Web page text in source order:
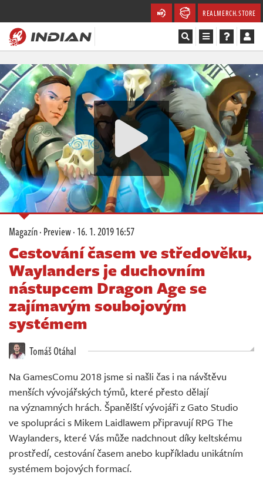
REALMERCH.STORE
Magazín
Recenze
Videa
Soutěže
Databáze
Komunita
Redakce
Živě
Magazín·Preview·16. 1. 2019 16:57
Cestování časem ve středověku,
Waylanders je duchovním
nástupcem Dragon Age se
zajímavým soubojovým
systémem
Tomáš Otáhal
Na GamesComu 2018 jsme si našli čas i na návštěvu
menších vývojářských týmů, které přesto dělají
na významných hrách. Španělští vývojáři z Gato Studio
ve spolupráci s Mikem Laidlawem připravují RPG The
Waylanders, které Vás může nadchnout díky keltskému
prostředí, cestování časem anebo kupříkladu unikátním
systémem bojových formací.